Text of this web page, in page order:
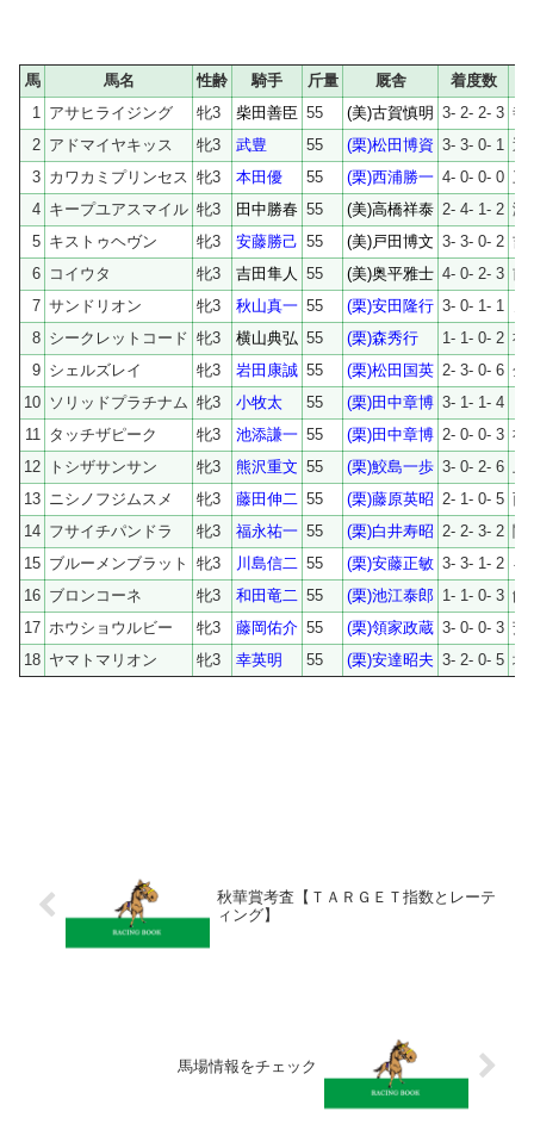
馬 馬名 性齢 騎手 斤量 厩舎
着度数
1
アサヒライジング 牝3 柴田善臣 55 (美)古賀慎明 3- 2- 2- 3 寺
2 アドマイヤキッス 牝3 武豊 55 (栗)松田博資 3- 3- 0- 1
近
3 カワカミプリンセス 牝3 本田優 55 (栗)西浦勝一 4- 0- 0- 0 三
4 キープユアスマイル 牝3 田中勝春 55 (美)高橋祥泰 2- 4- 1- 2 瀬
5 キストゥヘヴン 牝3 安藤勝己 55 (美)戸田博文 3- 3- 0- 2 吉
6 コイウタ 牝3 吉田隼人 55 (美)奥平雅士 4- 0- 2- 3 前
7 サンドリオン 牝3 秋山真一 55 (栗)安田隆行 3- 0- 1- 1
8 シークレットコード 牝3 横山典弘 55 (栗)森秀行 1- 1- 0- 2 社
9 シェルズレイ 牝3 岩田康誠 55 (栗)松田国英 2- 3- 0- 6 金
10 ソリッドプラチナム 牝3 小牧太 55 (栗)田中章博 3- 1- 1- 4
11
タッチザピーク 牝3 池添謙一 55 (栗)田中章博 2- 0- 0- 3 社
12
トシザサンサン 牝3 熊沢重文 55 (栗)鮫島一歩 3- 0- 2- 6
13 ニシノフジムスメ 牝3 藤田伸二 55 (栗)藤原英昭 2- 1- 0- 5 西
14 フサイチパンドラ 牝3 福永祐一 55 (栗)白井寿昭 2- 2- 3- 2 関
15 ブルーメンブラット 牝3 川島信二 55 (栗)安藤正敏 3- 3- 1- 2 キ
16 ブロンコーネ 牝3 和田竜二 55 (栗)池江泰郎 1- 1- 0- 3 飯
17 ホウショウルビー 牝3 藤岡佑介 55 (栗)領家政蔵 3- 0- 0- 3 芳
18 ヤマトマリオン 牝3 幸英明 55 (栗)安達昭夫 3- 2- 0- 5 坂
秋華賞考査【ＴＡＲＧＥＴ指数とレーテ
ィング】
馬場情報をチェック